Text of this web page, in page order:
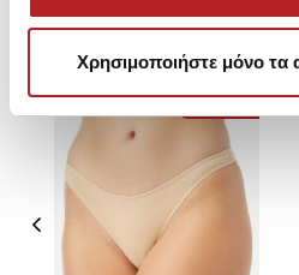
Χρησιμοποιήστε μόνο τα
Είδατε